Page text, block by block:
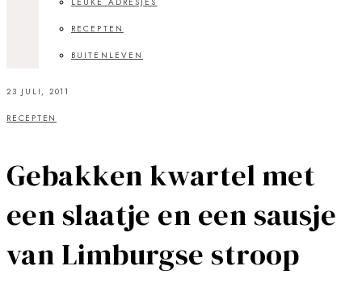
RECEPTEN
BUITENLEVEN
23 JULI, 2011
RECEPTEN
Gebakken kwartel met
een slaatje en een sausje
van Limburgse stroop